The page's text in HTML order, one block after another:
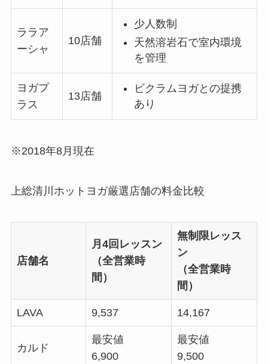
ララア
ーシャ
10店舗
少人数制
天然溶岩石で室内環境
を管理
ヨガプ
ラス
13店舗
ビクラムヨガとの提携
あり
※2018年8月現在
上総清川ホットヨガ厳選店舗の料金比較
店舗名
月4回レッスン
（全営業時
間）
無制限レッス
ン
（全営業時
間）
LAVA 9,537 14,167
カルド
最安値
6,900
最安値
9,500